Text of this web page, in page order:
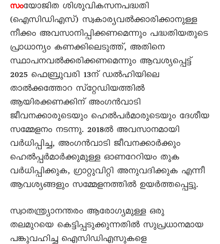
സംയോജിത ശിശുവികസനപദ്ധതി
(ഐസിഡിഎസ്‌) സ്വകാര്യവൽക്കാരിക്കാനുള്ള
നീക്കം അവസാനിപ്പിക്കണമെന്നും പദ്ധതിയതുടെ
പ്രാധാന്യം കണക്കിലെടുത്ത്‌, അതിനെ
സ്ഥാപനവൽക്കരിക്കണമെന്നും ആവശ്യപ്പെട്ട്‌
2025 ഫെബ്രുവരി 13ന്‌ ഡൽഹിയിലെ
താൽക്കത്തോറ സ്‌റ്റേഡിയത്തിൽ
ആയിരക്കണക്കിന്‌ അംഗൻവാടി
ജീവനക്കാരുടെയും ഹെൽപർമാരുടെയും ദേശീയ
സമ്മേളനം നടന്നു. 2018ൽ അവസാനമായി
വർധിപ്പിച്ച, അംഗൻവാടി ജീവനക്കാർക്കും
ഹെൽപ്പർമാർക്കുമുള്ള ഓണറേറിയം തുക
വർധിപ്പിക്കുക, ഗ്രാറ്റുവിറ്റി അനുവദിക്കുക എന്നീ
ആവശ്യങ്ങളും സമ്മേളനത്തിൽ ഉയർത്തപ്പെട്ടു.
സ്വാതന്ത്ര്യാനന്തരം ആരോഗ്യമുള്ള ഒരു
തലമുറയെ കെട്ടിപ്പടുക്കുന്നതിൽ സുപ്രധാനമായ
പങ്കുവഹിച്ച ഐസിഡിഎസുകളെ